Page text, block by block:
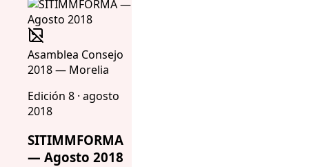
Asamblea Consejo
2018 — Morelia
Edición 8 · agosto
2018
SITIMMFORMA
— Agosto 2018